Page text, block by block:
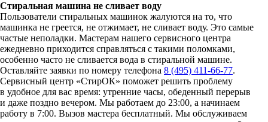
Стиральная машина не сливает воду
Пользователи стиральных машинок жалуются на то, что
машинка не греется, не отжимает, не сливает воду. Это самые
частые неполадки. Мастерам нашего сервисного центра
ежедневно приходится справляться с такими поломками,
особенно часто не сливается вода в стиральной машине.
Оставляйте заявки по номеру телефона 8 (495) 411-66-77.
Сервисный центр «СтирОК» поможет решить проблему
в удобное для вас время: утренние часы, обеденный перерыв
и даже поздно вечером. Мы работаем до 23:00, а начинаем
работу в 7:00. Вызов мастера бесплатный. Мы обслуживаем